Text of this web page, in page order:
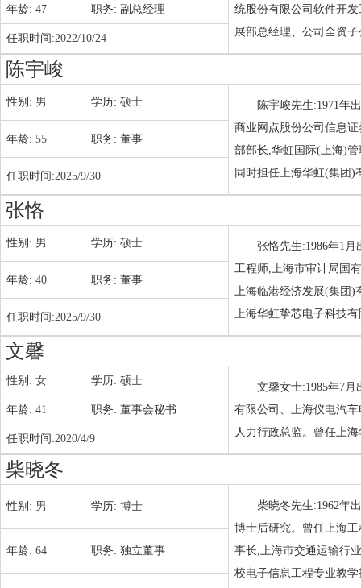
统股份有限公司软件开
展部总经理、公司全资
年龄: 47 职务: 副总经理
任职时间:2022/10/24
陈宇峻
性别: 男 学历: 硕士
陈宇峻先生:1971年
商业网点股份公司信息
部部长,华虹国际(上海)
同时担任上海华虹(集团)
年龄: 55 职务: 董事
任职时间:2025/9/30
张恪
性别: 男 学历: 硕士
张恪先生:1986年1
工程师,上海市审计局国
上海临港经济发展(集团)
上海华虹挚芯电子科技
年龄: 40 职务: 董事
任职时间:2025/9/30
文馨
性别: 女 学历: 硕士
文馨女士:1985年7
有限公司、上海仪电汽
人力行政总监。曾任上
年龄: 41 职务: 董事会秘书
任职时间:2020/4/9
柴晓冬
性别: 男 学历: 博士
柴晓冬先生:1962年
博士后研究。曾任上海
事长,上海市交通运输行
校电子信息工程专业教
年龄: 64 职务: 独立董事